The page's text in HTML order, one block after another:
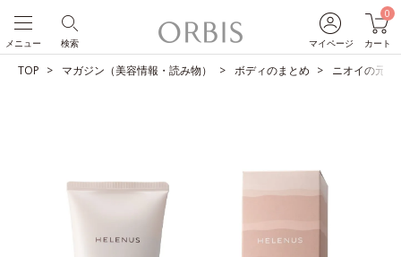
マイページ
0
カート
検索
メニュー
TOP マガジン（美容情報・読み物） ボディのまとめ ニオイの元